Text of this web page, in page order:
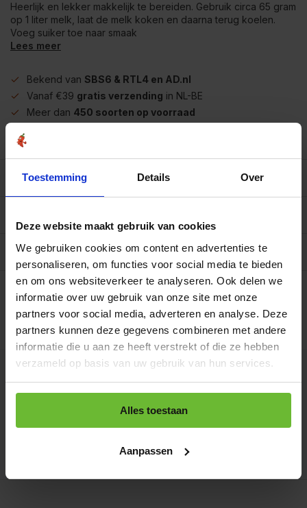
Toestemming Details Over
Deze website maakt gebruik van cookies
We gebruiken cookies om content en advertenties te
personaliseren, om functies voor social media te bieden
en om ons websiteverkeer te analyseren. Ook delen we
informatie over uw gebruik van onze site met onze
partners voor social media, adverteren en analyse. Deze
partners kunnen deze gegevens combineren met andere
informatie die u aan ze heeft verstrekt of die ze hebben
verzameld op basis van uw gebruik van hun services.
Alles toestaan
Aanpassen
Heerlijk en lekker makkelijk te bereiden. Gebruik circa 65 gram
op 1 liter melk, laat de melk koken en daarna terug koelen.
Voeg suiker toe naar smaak
Lees meer
Bekend van SBS6 & RTL4 en AD.nl
Vanaf €39 gratis verzending in NL-BE
Meer dan 450 soorten op voorraad
Beschrijving
Allergenen/voedingswaarden per 100 gram
Op werkdagen voor 15.00 uur besteld, dezelfde dag
Zak 1 kilo
Op voorraad
€9,25
Totaal:€9,25
info@dekruidenbaron.nl